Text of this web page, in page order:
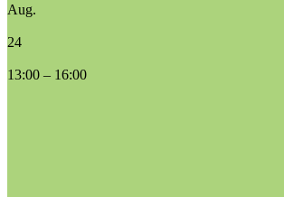
Aug.
24
13:00 – 16:00